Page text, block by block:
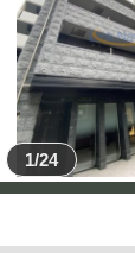
1/24